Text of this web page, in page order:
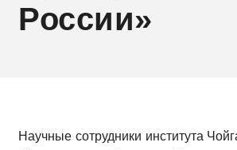
России»
Научные сотрудники института